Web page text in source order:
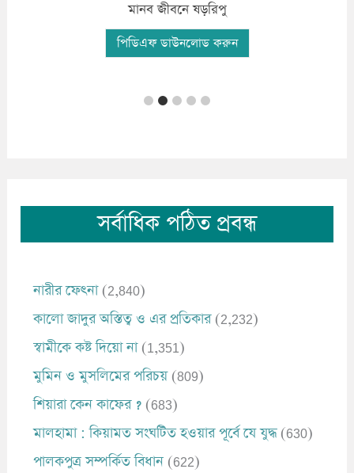
ফযীলতপূর্ন দো’আ ও যিকির
পিডিএফ ডাউনলোড করুন
সর্বাধিক পঠিত প্রবন্ধ
নারীর ফেৎনা (2,840)
কালো জাদুর অস্তিত্ব ও এর প্রতিকার (2,232)
স্বামীকে কষ্ট দিয়ো না (1,351)
মুমিন ও মুসলিমের পরিচয় (809)
শিয়ারা কেন কাফের ? (683)
মালহামা : কিয়ামত সংঘটিত হওয়ার পূর্বে যে যুদ্ধ (630)
পালকপুত্র সম্পর্কিত বিধান (622)